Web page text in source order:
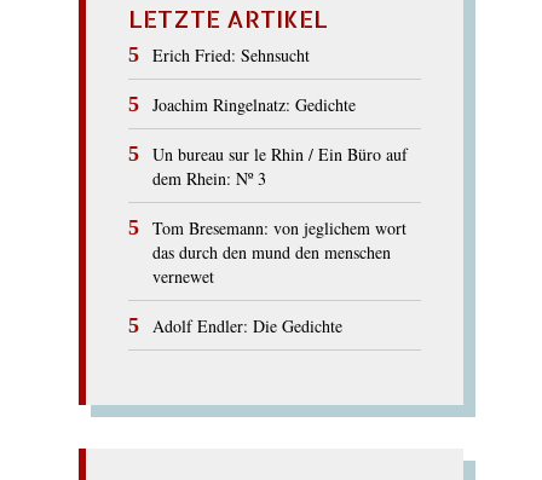
LETZTE ARTIKEL
Erich Fried: Sehnsucht
Joachim Ringelnatz: Gedichte
Un bureau sur le Rhin / Ein Büro auf
dem Rhein: Nº 3
Tom Bresemann: von jeglichem wort
das durch den mund den menschen
vernewet
Adolf Endler: Die Gedichte